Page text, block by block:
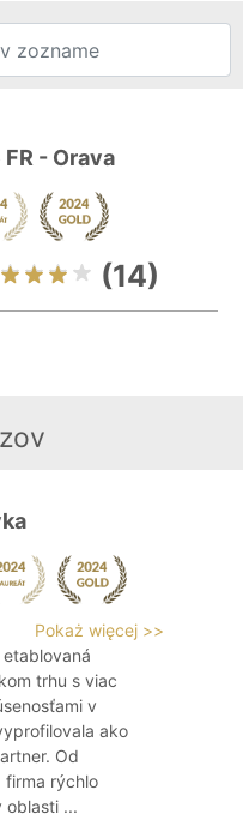
- Orava
(14)
Pokaż więcej >>
trhu s viac
v
ako
Od
firma rýchlo
oblasti ...